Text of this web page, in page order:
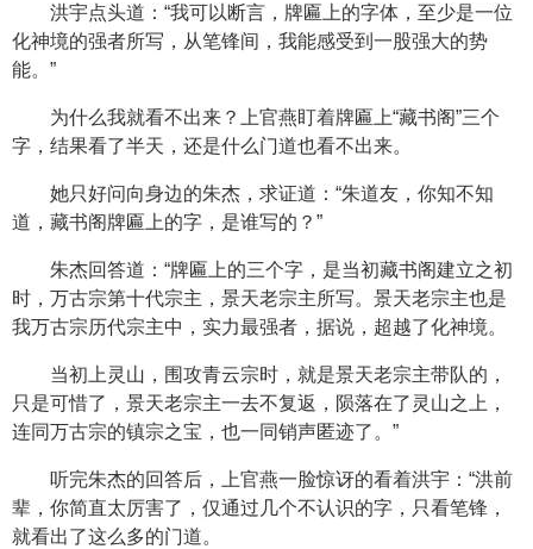
洪宇点头道：“我可以断言，牌匾上的字体，至少是一位
化神境的强者所写，从笔锋间，我能感受到一股强大的势
能。”
为什么我就看不出来？上官燕盯着牌匾上“藏书阁”三个
字，结果看了半天，还是什么门道也看不出来。
她只好问向身边的朱杰，求证道：“朱道友，你知不知
道，藏书阁牌匾上的字，是谁写的？”
朱杰回答道：“牌匾上的三个字，是当初藏书阁建立之初
时，万古宗第十代宗主，景天老宗主所写。景天老宗主也是
我万古宗历代宗主中，实力最强者，据说，超越了化神境。
当初上灵山，围攻青云宗时，就是景天老宗主带队的，
只是可惜了，景天老宗主一去不复返，陨落在了灵山之上，
连同万古宗的镇宗之宝，也一同销声匿迹了。”
听完朱杰的回答后，上官燕一脸惊讶的看着洪宇：“洪前
辈，你简直太厉害了，仅通过几个不认识的字，只看笔锋，
就看出了这么多的门道。